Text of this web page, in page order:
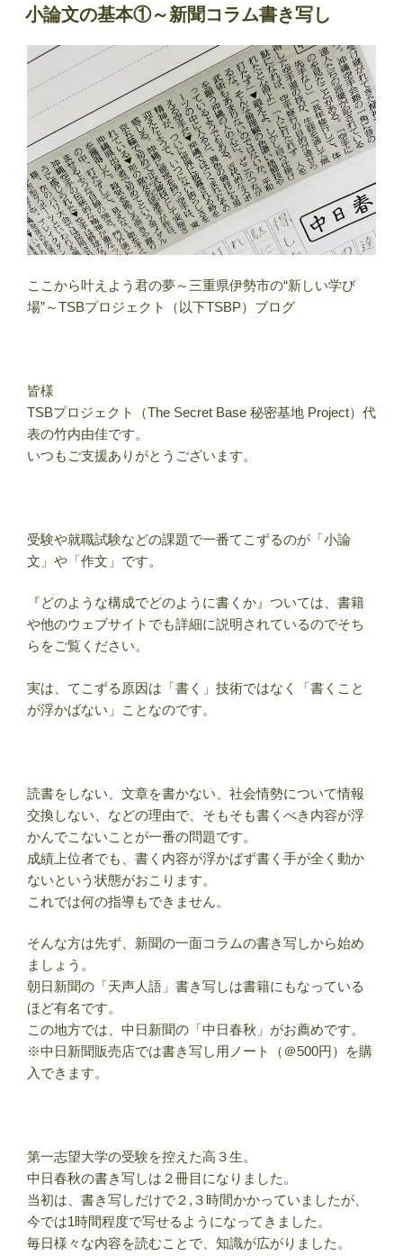
稿
日:
小論文の基本①～新聞コラム書き写し
ここから叶えよう君の夢～三重県伊勢市の“新しい学び
場”～TSBプロジェクト（以下TSBP）ブログ
皆様
TSBプロジェクト（The Secret Base 秘密基地 Project）代
表の竹内由佳です。
いつもご支援ありがとうございます。
受験や就職試験などの課題で一番てこずるのが「小論
文」や「作文」です。
『どのような構成でどのように書くか』ついては、書籍
や他のウェブサイトでも詳細に説明されているのでそち
らをご覧ください。
実は、てこずる原因は「書く」技術ではなく「書くこと
が浮かばない」ことなのです。
読書をしない、文章を書かない、社会情勢について情報
交換しない、などの理由で、そもそも書くべき内容が浮
かんでこないことが一番の問題です。
成績上位者でも、書く内容が浮かばず書く手が全く動か
ないという状態がおこります。
これでは何の指導もできません。
そんな方は先ず、新聞の一面コラムの書き写しから始め
ましょう。
朝日新聞の「天声人語」書き写しは書籍にもなっている
ほど有名です。
この地方では、中日新聞の「中日春秋」がお薦めです。
※中日新聞販売店では書き写し用ノート（＠500円）を購
入できます。
第一志望大学の受験を控えた高３生。
中日春秋の書き写しは２冊目になりました。
当初は、書き写しだけで２,３時間かかっていましたが、
今では1時間程度で写せるようになってきました。
毎日様々な内容を読むことで、知識が広がりました。